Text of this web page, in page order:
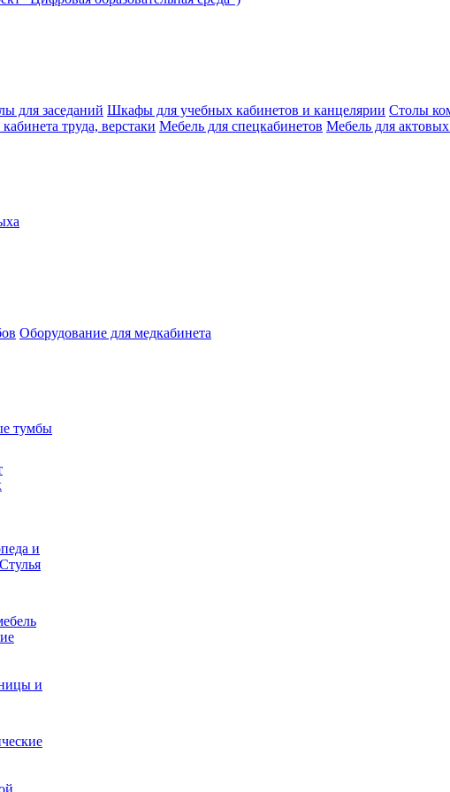
для заседаний Шкафы для учебных кабинетов и канцелярии Столы
труда, верстаки Мебель для спецкабинетов Мебель для
Оборудование для медкабинета
тумбы
и
Стулья
и